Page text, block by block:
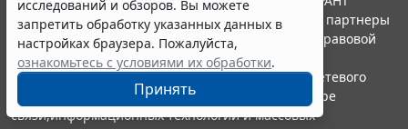
исследований и обзоров. Вы можете
запретить обработку указанных данных в
настройках браузера. Пожалуйста,
ознакомьтесь с условиями их обработки.
Принять
выпускается с 1990 года. Компания "Гарант" и ее партнеры
являются участниками Российской ассоциации правовой
информации ГАРАНТ.
Портал ГАРАНТ.РУ зарегистрирован в качестве сетевого
издания Федеральной службой по надзору в сфере
связи,информационных технологий и массовых